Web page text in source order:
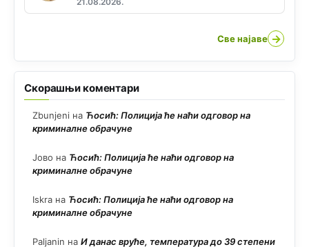
Све најаве →
Скорашњи коментари
Zbunjeni на Ћосић: Полиција ће наћи одговор на
криминалне обрачуне
Јово на Ћосић: Полиција ће наћи одговор на
криминалне обрачуне
Iskra на Ћосић: Полиција ће наћи одговор на
криминалне обрачуне
Paljanin на И данас вруће, температура до 39 степени